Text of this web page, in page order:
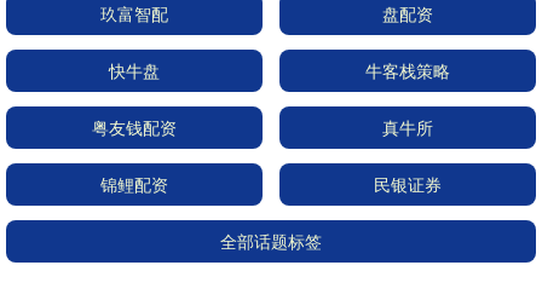
玖富智配 盘配资
快牛盘 牛客栈策略
粤友钱配资 真牛所
锦鲤配资 民银证券
全部话题标签